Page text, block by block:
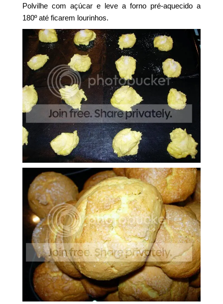
Polvilhe com açúcar e leve a forno pré-aquecido a
180º até ficarem lourinhos.